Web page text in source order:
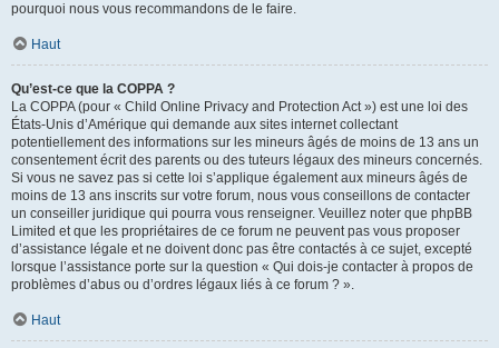
pourquoi nous vous recommandons de le faire.
Haut
Qu’est-ce que la COPPA ?
La COPPA (pour « Child Online Privacy and Protection Act ») est une loi des
États-Unis d’Amérique qui demande aux sites internet collectant
potentiellement des informations sur les mineurs âgés de moins de 13 ans un
consentement écrit des parents ou des tuteurs légaux des mineurs concernés.
Si vous ne savez pas si cette loi s’applique également aux mineurs âgés de
moins de 13 ans inscrits sur votre forum, nous vous conseillons de contacter
un conseiller juridique qui pourra vous renseigner. Veuillez noter que phpBB
Limited et que les propriétaires de ce forum ne peuvent pas vous proposer
d’assistance légale et ne doivent donc pas être contactés à ce sujet, excepté
lorsque l’assistance porte sur la question « Qui dois-je contacter à propos de
problèmes d’abus ou d’ordres légaux liés à ce forum ? ».
Haut